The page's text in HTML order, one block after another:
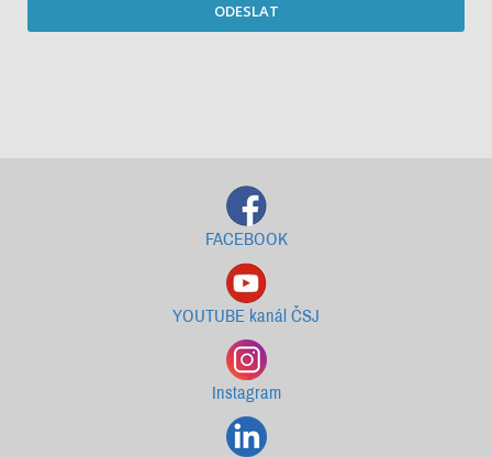
ODESLAT
FACEBOOK
YOUTUBE kanál ČSJ
Instagram